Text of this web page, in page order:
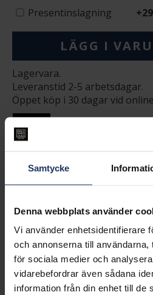
Samtycke
Denna webbplats använder
Vi använder enhetsidentifierare
och annonserna till användarna,
för sociala medier och
vidarebefordrar även sådana
information från din enhet till de
Presentinslagning +
LÄGG I
Lagervara.
Leveranstid 2-5 arbetsdagar.
Öppet köp i 30 dagar vid
HÖJD CA (MM)
1
VARUMÄRKE
Matchande produkter